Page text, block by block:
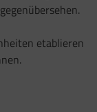
etablieren